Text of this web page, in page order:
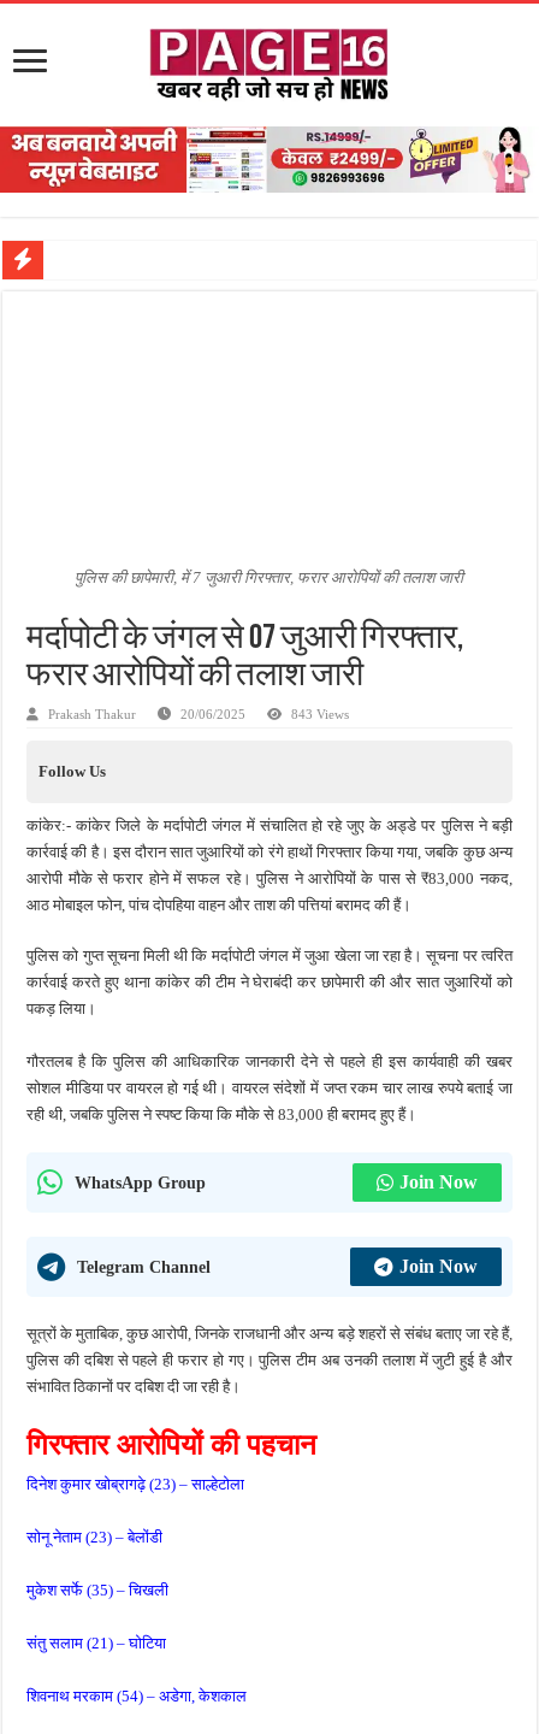
मासूम बच्ची की मौत के बाद पखांजूर में बवाल, अस्पताल में तोड़फोड़ और स्टेट हाईवे जाम
अंतरराष्ट्रीय जैव विविधता दिवस पर पर्यावरण संरक्षण का संदेश, कांकेर में जागरूकता कार्यक्रम
पुलिस की छापेमारी, में 7 जुआरी गिरफ्तार, फरार आरोपियों की तलाश जारी
मर्दापोटी के जंगल से 07 जुआरी गिरफ्तार,
फरार आरोपियों की तलाश जारी
Prakash Thakur 20/06/2025 843 Views
Follow Us
कांकेर:- कांकेर जिले के मर्दापोटी जंगल में संचालित हो रहे जुए के अड्डे पर पुलिस ने बड़ी
कार्रवाई की है। इस दौरान सात जुआरियों को रंगे हाथों गिरफ्तार किया गया, जबकि कुछ अन्य
आरोपी मौके से फरार होने में सफल रहे। पुलिस ने आरोपियों के पास से ₹83,000 नकद,
आठ मोबाइल फोन, पांच दोपहिया वाहन और ताश की पत्तियां बरामद की हैं।
पुलिस को गुप्त सूचना मिली थी कि मर्दापोटी जंगल में जुआ खेला जा रहा है। सूचना पर त्वरित
कार्रवाई करते हुए थाना कांकेर की टीम ने घेराबंदी कर छापेमारी की और सात जुआरियों को
पकड़ लिया।
गौरतलब है कि पुलिस की आधिकारिक जानकारी देने से पहले ही इस कार्यवाही की खबर
सोशल मीडिया पर वायरल हो गई थी। वायरल संदेशों में जप्त रकम चार लाख रुपये बताई जा
रही थी, जबकि पुलिस ने स्पष्ट किया कि मौके से 83,000 ही बरामद हुए हैं।
WhatsApp Group Join Now
Telegram Channel Join Now
सूत्रों के मुताबिक, कुछ आरोपी, जिनके राजधानी और अन्य बड़े शहरों से संबंध बताए जा रहे हैं,
पुलिस की दबिश से पहले ही फरार हो गए। पुलिस टीम अब उनकी तलाश में जुटी हुई है और
संभावित ठिकानों पर दबिश दी जा रही है।
गिरफ्तार आरोपियों की पहचान
दिनेश कुमार खोब्रागढ़े (23) – साल्हेटोला
सोनू नेताम (23) – बेलोंडी
मुकेश सर्फे (35) – चिखली
संतु सलाम (21) – घोटिया
शिवनाथ मरकाम (54) – अडेगा, केशकाल